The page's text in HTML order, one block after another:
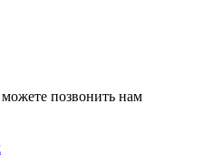
позвонить нам